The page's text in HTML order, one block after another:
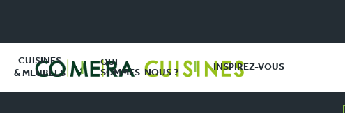
CUISINES
& MEUBLES
QUI
SOMMES-NOUS ?
INSPIREZ-VOUS